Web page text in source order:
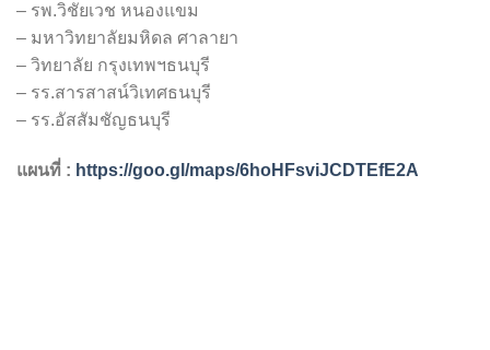
– รพ.วิชัยเวช หนองแขม
– มหาวิทยาลัยมหิดล ศาลายา
– วิทยาลัย กรุงเทพฯธนบุรี
– รร.สารสาสน์วิเทศธนบุรี
– รร.อัสสัมชัญธนบุรี
แผนที่ : https://goo.gl/maps/6hoHFsviJCDTEfE2A